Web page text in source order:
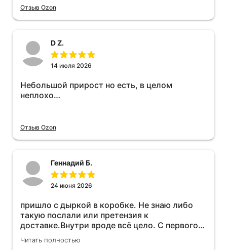
Отзыв Ozon
D Z.
14 июля 2026
Небольшой прирост но есть, в целом
неплохо…
Отзыв Ozon
Геннадий Б.
24 июня 2026
пришло с дыркой в коробке. Не знаю либо
такую послали или претензия к
доставке.Внутри вроде всё цело. С первого
раза установить не получается не знаю
может интернет дурит. Четыре звёзды за
Читать полностью